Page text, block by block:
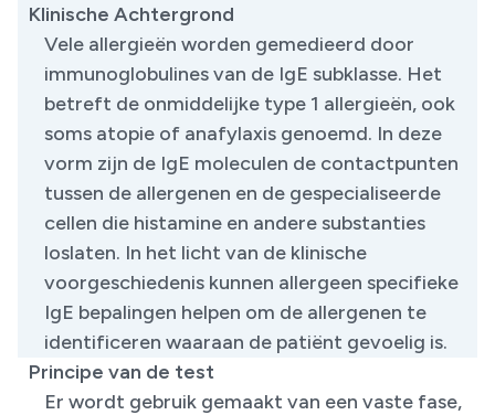
Klinische Achtergrond
Vele allergieën worden gemedieerd door
immunoglobulines van de IgE subklasse. Het
betreft de onmiddelijke type 1 allergieën, ook
soms atopie of anafylaxis genoemd. In deze
vorm zijn de IgE moleculen de contactpunten
tussen de allergenen en de gespecialiseerde
cellen die histamine en andere substanties
loslaten. In het licht van de klinische
voorgeschiedenis kunnen allergeen specifieke
IgE bepalingen helpen om de allergenen te
identificeren waaraan de patiënt gevoelig is.
Principe van de test
Er wordt gebruik gemaakt van een vaste fase,